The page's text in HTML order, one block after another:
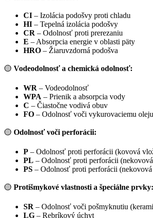
CI – Izolácia podošvy proti chladu
HI – Tepelná izolácia podošvy
CR – Odolnosť proti prerezaniu
E – Absorpcia energie v oblasti päty
HRO – Žiaruvzdorná podošva
🟡 Vodeodolnosť a chemická odolnosť:
WR – Vodeodolnosť
WPA – Prienik a absorpcia vody
C – Čiastočne vodivá obuv
FO – Odolnosť voči vykurovaciemu oleju
🟡 Odolnosť voči perforácii:
P – Odolnosť proti perforácii (kovová
PL – Odolnosť proti perforácii
PS – Odolnosť proti perforácii
🟡 Protišmykové vlastnosti a špeciálne prvky:
SR – Odolnosť voči pošmyknutiu
LG – Rebríkový úchyt